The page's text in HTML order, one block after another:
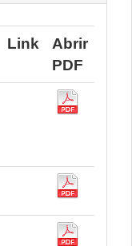
Link
Abrir
PDF